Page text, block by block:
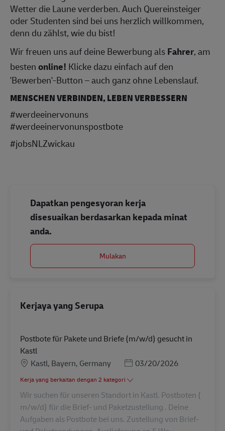
Wetter die Laune verderben. Auch Quereinsteiger
oder Studenten sind bei uns herzlich willkommen,
denn du zählst, wie du bist!
Wir freuen uns auf deine Bewerbung alsFahrer, am
bestenonline! Klicke dazu einfach auf den
'Bewerben'-Button – auch ganz ohne Lebenslauf.
MENSCHEN VERBINDEN, LEBEN VERBESSERN
#werdeeinervonuns
#werdeeinervonunspostbote
#jobsNLZwickau
Dapatkan pengesyoran kerja
disesuaikan berdasarkan kepada minat
anda.
Mulakan
Kerjaya yang Serupa
Postbote für Pakete und Briefe (m/w/d) gesucht in
Kastl
LokasiKastl, Bayern, Germany Posted Date
03/20/2026
Kerja yang berkaitan dengan 2 kategori
Wir suchen für unseren Standort in Kastl. Postboten (
m/w/d) für die Brief- und Paketzustellung . Deine
Aufgaben als Postbote bei uns. Zustellung von Brief-